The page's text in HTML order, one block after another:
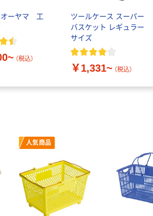
オーヤマ 工
（税込）
ツールケース スーパー
バスケット レギュラー
サイズ
￥1,331~ （税込）
人気商品